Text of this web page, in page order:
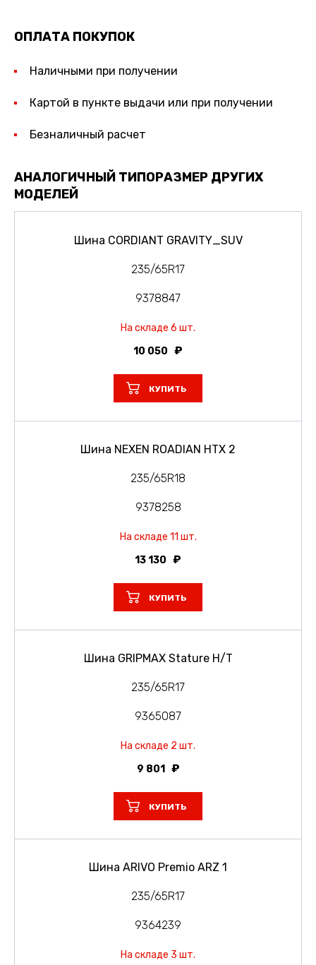
ОПЛАТА ПОКУПОК
Наличными при получении
Картой в пункте выдачи или при получении
Безналичный расчет
АНАЛОГИЧНЫЙ ТИПОРАЗМЕР ДРУГИХ
МОДЕЛЕЙ
Шина CORDIANT GRAVITY_SUV
235/65R17
9378847
На складе 6 шт.
10 050
КУПИТЬ
Шина NEXEN ROADIAN HTX 2
235/65R18
9378258
На складе 11 шт.
13 130
КУПИТЬ
Шина GRIPMAX Stature H/T
235/65R17
9365087
На складе 2 шт.
9 801
КУПИТЬ
Шина ARIVO Premio ARZ 1
235/65R17
9364239
На складе 3 шт.